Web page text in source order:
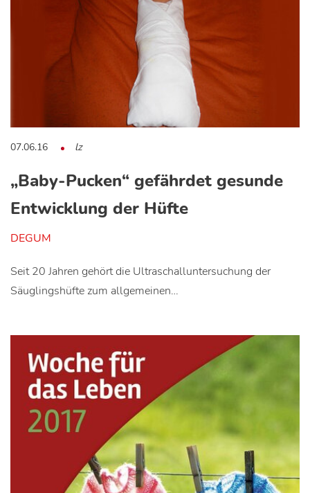
07.06.16 lz
„Baby-Pucken“ gefährdet gesunde
Entwicklung der Hüfte
DEGUM
Seit 20 Jahren gehört die Ultraschalluntersuchung der
Säuglingshüfte zum allgemeinen…